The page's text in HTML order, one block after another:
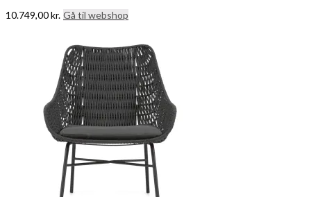
10.749,00kr. Gå til webshop